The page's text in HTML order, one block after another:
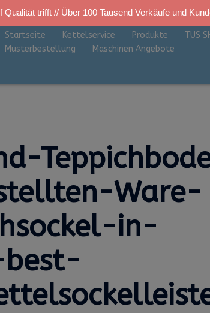
trifft // Über 100 Tausend Verkäufe und
Startseite Kettelservice Produkte TUS
Musterbestellung
Maschinen Angebote
Ware-
in-